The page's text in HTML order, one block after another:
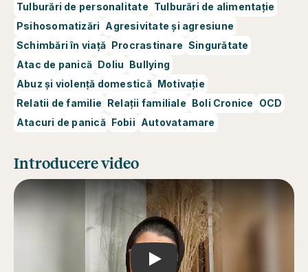
Tulburări de personalitate Tulburări de alimentație
Psihosomatizări Agresivitate și agresiune
Schimbări în viață Procrastinare Singurătate
Atac de panică Doliu Bullying
Abuz și violență domestică Motivație
Relatii de familie Relații familiale Boli Cronice
OCD
Atacuri de panică Fobii Autovatamare
Introducere video
Play